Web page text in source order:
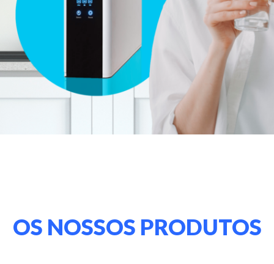
OS NOSSOS PRODUTOS